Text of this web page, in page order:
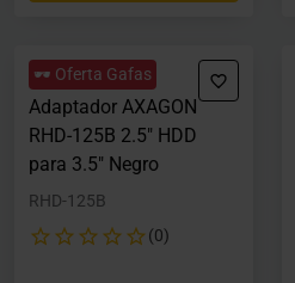
🕶️ Oferta Gafas
Adaptador AXAGON
RHD-125B 2.5" HDD
para 3.5" Negro
RHD-125B
(0)